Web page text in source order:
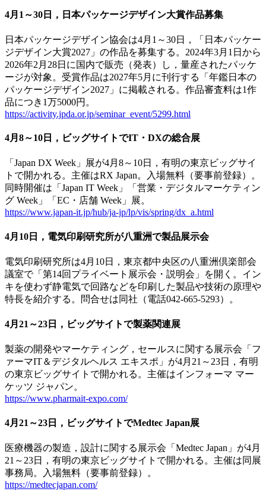
4月1～30日，日本パッケージデザイン大賞作品募集
日本パッケージデザイン協会は4月1～30日，「日本パッケー
ジデザイン大賞2027」の作品を募集する。2024年3月1日から
2026年2月28日に国内で販売（発表）し，量産されたパッケ
ージが対象。受賞作品は2027年5月に刊行する「年鑑日本の
パッケージデザイン2027」に掲載される。作品審査料は1作
品につき1万5000円。
https://activity.jpda.or.jp/seminar_event/5299.html
4月8～10日，ビッグサイトでIT・DXの総合展
「Japan DX Week」展が4月8～10日，有明の東京ビッグサイ
トで開かれる。主催はRX Japan。入場無料（要事前登録）。
同時開催は「Japan IT Week」「営業・デジタルマーケティン
グ Week」「EC・店舗 Week」展。
https://www.japan-it.jp/hub/ja-jp/lp/vis/spring/dx_a.html
4月10日，電気印刷研究所が八重洲で製品展示会
電気印刷研究所は4月10日，東京都中央区の八重洲倶楽部会
議室で「第14回プライベート展示会・説明会」を開く。イン
キを使わず静電気で回路などを印刷した製品や技術の原理や
特長を紹介する。問合せは同社（電話042-665-5293）。
4月21～23日，ビッグサイトで製薬関連展
製薬の開発やマーケティング，セールスに関する展示会「フ
ァーマIT＆デジタルヘルス エキスポ」が4月21～23日，有明
の東京ビッグサイトで開かれる。主催はインフォーマ マー
ケッツ ジャパン。
https://www.pharmait-expo.com/
4月21～23日，ビッグサイトでMedtec Japan展
医療機器の製造，設計に関する展示会「Medtec Japan」が4月
21～23日，有明の東京ビッグサイトで開かれる。主催は同展
事務局。入場無料（要事前登録）。
https://medtecjapan.com/